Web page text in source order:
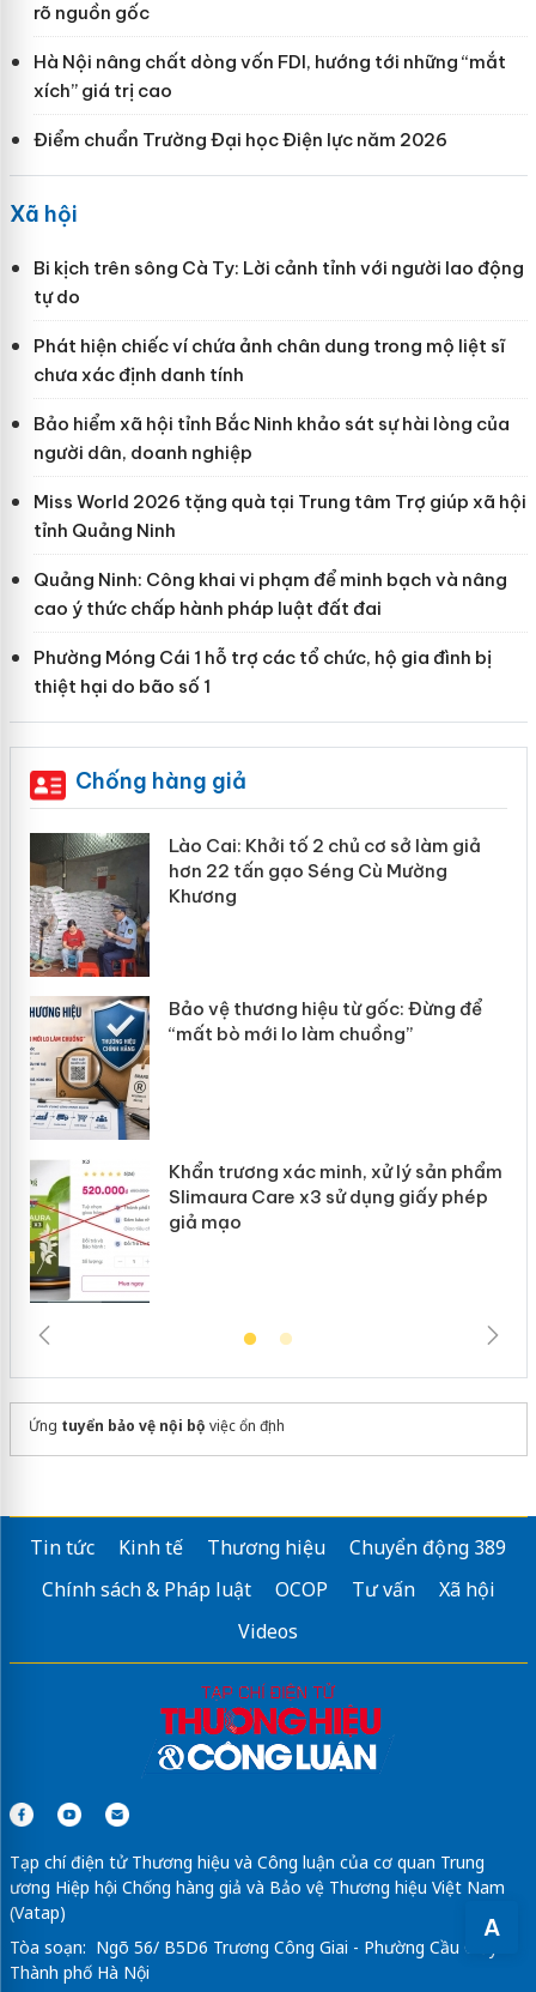
A
rõ nguồn gốc
Hà Nội nâng chất dòng vốn FDI, hướng tới những “mắt
xích” giá trị cao
Điểm chuẩn Trường Đại học Điện lực năm 2026
Xã hội
Bi kịch trên sông Cà Ty: Lời cảnh tỉnh với người lao động
tự do
Phát hiện chiếc ví chứa ảnh chân dung trong mộ liệt sĩ
chưa xác định danh tính
Bảo hiểm xã hội tỉnh Bắc Ninh khảo sát sự hài lòng của
người dân, doanh nghiệp
Miss World 2026 tặng quà tại Trung tâm Trợ giúp xã hội
tỉnh Quảng Ninh
Quảng Ninh: Công khai vi phạm để minh bạch và nâng
cao ý thức chấp hành pháp luật đất đai
Phường Móng Cái 1 hỗ trợ các tổ chức, hộ gia đình bị
thiệt hại do bão số 1
Chống hàng giả
Lào Cai: Khởi tố 2 chủ cơ sở làm giả
hơn 22 tấn gạo Séng Cù Mường
Khương
Bảo vệ thương hiệu từ gốc: Đừng để
“mất bò mới lo làm chuồng”
Khẩn trương xác minh, xử lý sản phẩm
Slimaura Care x3 sử dụng giấy phép
giả mạo
Ứng tuyển bảo vệ nội bộ việc ổn định
Tin tức Kinh tế Thương hiệu
Chuyển động 389
Chính sách & Pháp luật
OCOP Tư vấn
Xã hội
Videos
Tạp chí điện tử Thương hiệu và Công luận của cơ quan Trung
ương Hiệp hội Chống hàng giả và Bảo vệ Thương hiệu Việt Nam
(Vatap)
Tòa soạn: Ngõ 56/ B5D6 Trương Công Giai - Phường Cầu Giấy -
Thành phố Hà Nội